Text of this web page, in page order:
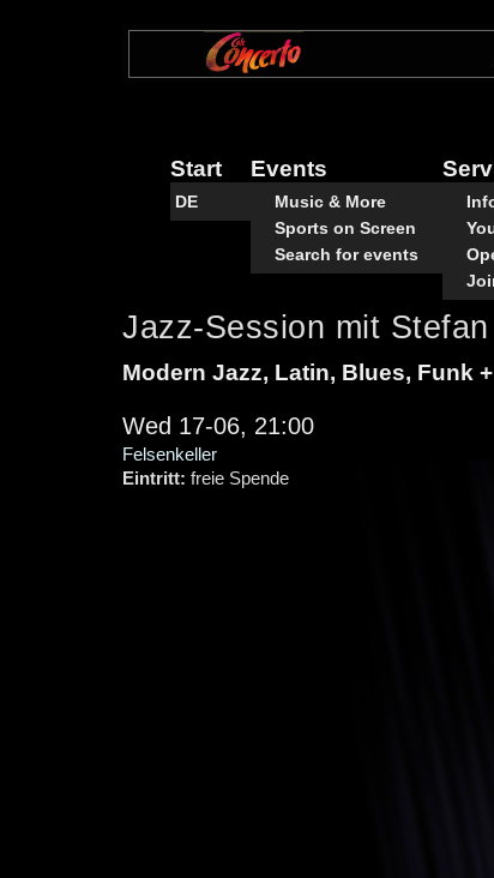
Start
DE
Events
Music & More
Sports on Screen
Search for events
Jazz-Session mit
Modern Jazz, Latin, Blues, Funk
Wed 17-06, 21:00
Felsenkeller
Eintritt: freie Spende